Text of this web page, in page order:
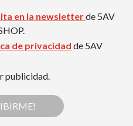
en la newsletterde 5AV
de privacidad de 5AV
publicidad.